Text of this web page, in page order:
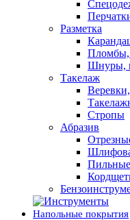
Разметка
Пломбы,
Шнуры,
Такелаж
Стропы
Абразив
Напольные покрытия